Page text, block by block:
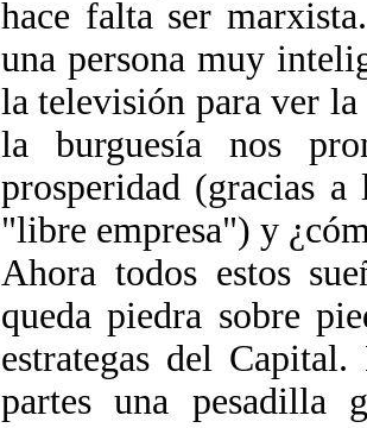
hace falta ser
una persona muy
la televisión para ver
la burguesía nos
prosperidad (gracias
"libre empresa") y
Ahora todos estos
queda piedra sobre
estrategas del
partes una pesadilla